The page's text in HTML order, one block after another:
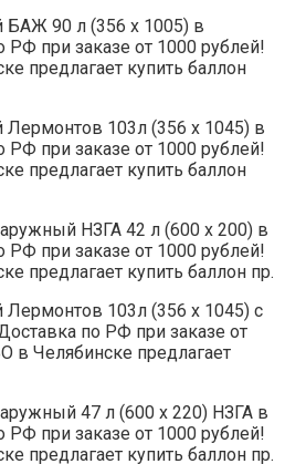
БАЖ 90 л (356 х 1005) в
РФ при заказе от 1000 рублей!
предлагает купить баллон
Лермонтов 103л (356 х 1045) в
РФ при заказе от 1000 рублей!
предлагает купить баллон
НЗГА 42 л (600 х 200) в
РФ при заказе от 1000 рублей!
предлагает купить баллон пр.
Лермонтов 103л (356 х 1045) с
по РФ при заказе от
в Челябинске предлагает
47 л (600 х 220) НЗГА в
РФ при заказе от 1000 рублей!
предлагает купить баллон пр.